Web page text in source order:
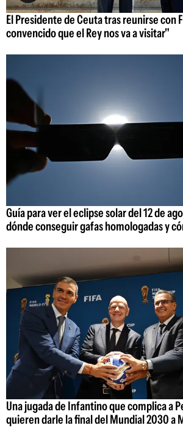
El Presidente de Ceuta tras reunirse con
convencido que el Rey nos va a visitar"
Guía para ver el eclipse solar del 12 de
dónde conseguir gafas homologadas y
Una jugada de Infantino que complica a
quieren darle la final del Mundial 2030 a